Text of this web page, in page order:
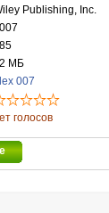
Publishing, Inc.
МБ
007
голосов